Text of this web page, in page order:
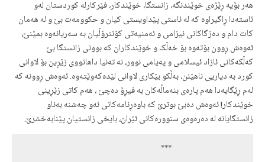
هەر بۆیە ڕێژەی خوێندنگە، زانستگا، خوێندکار، فێرکارلە کوردستان لەو
ئاستەدا ڕاگیراوە کە لە ئاستی پێداویستی کیان و حکوومەت بێ و لە هەمان
کات دام و دەزگاکانی نیزامی و ئەمنیەتی کۆنترۆڵیان بە سەریانەوە بمێنێ،
ئەوەش ڕوون بۆتەوە بۆ خەڵک و خوێندکاران کە بوونی زانستگا بێ
کەڵکەکانی ئازاد ئیسلامی و پەیامی نوور، نە تەنیا داهاتووی زێڕین بۆ لاوانی
کورد بە دیاریی ناهێنن، بەڵکو بێکاری لاوانی لێدەکەوێتەوە. ئەوەش ڕوونە کە
لەم ڕێگایەدا هەم پارەی بنەماڵەکان بە فیڕۆ دەچێ ، هەم کاتی زێڕینی
خوێندکار! ئەوەش دەبێ بوترێ کە باوەڕنامەکانی ئەو چەشنە بەناو
زانستگایانە لە دەرەوەی سنوورەکانی ئێران، بایخی زانستیان پێنابەخشرێ.
                                         ***